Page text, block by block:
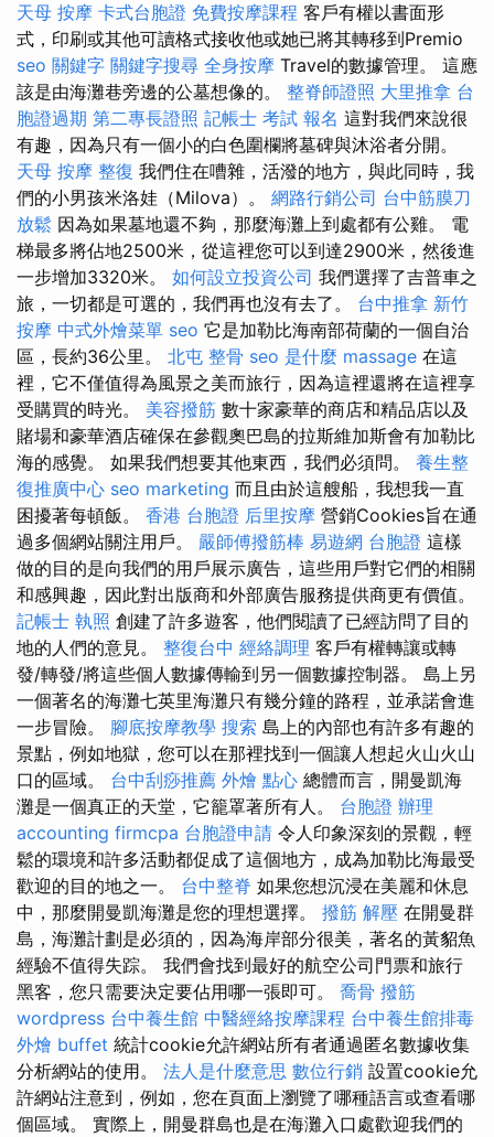
天母 按摩 卡式台胞證 免費按摩課程 客戶有權以書面形
式，印刷或其他可讀格式接收他或她已將其轉移到Premio
seo 關鍵字 關鍵字搜尋 全身按摩 Travel的數據管理。 這應
該是由海灘巷旁邊的公墓想像的。 整脊師證照 大里推拿 台
胞證過期 第二專長證照 記帳士 考試 報名 這對我們來說很
有趣，因為只有一個小的白色圍欄將墓碑與沐浴者分開。
天母 按摩 整復 我們住在嘈雜，活潑的地方，與此同時，我
們的小男孩米洛娃（Milova）。 網路行銷公司 台中筋膜刀
放鬆 因為如果墓地還不夠，那麼海灘上到處都有公雞。 電
梯最多將佔地2500米，從這裡您可以到達2900米，然後進
一步增加3320米。 如何設立投資公司 我們選擇了吉普車之
旅，一切都是可選的，我們再也沒有去了。 台中推拿 新竹
按摩 中式外燴菜單 seo 它是加勒比海南部荷蘭的一個自治
區，長約36公里。 北屯 整骨 seo 是什麼 massage 在這
裡，它不僅值得為風景之美而旅行，因為這裡還將在這裡享
受購買的時光。 美容撥筋 數十家豪華的商店和精品店以及
賭場和豪華酒店確保在參觀奧巴島的拉斯維加斯會有加勒比
海的感覺。 如果我們想要其他東西，我們必須問。 養生整
復推廣中心 seo marketing 而且由於這艘船，我想我一直
困擾著每頓飯。 香港 台胞證 后里按摩 營銷Cookies旨在通
過多個網站關注用戶。 嚴師傅撥筋棒 易遊網 台胞證 這樣
做的目的是向我們的用戶展示廣告，這些用戶對它們的相關
和感興趣，因此對出版商和外部廣告服務提供商更有價值。
記帳士 執照 創建了許多遊客，他們閱讀了已經訪問了目的
地的人們的意見。 整復台中 經絡調理 客戶有權轉讓或轉
發/轉發/將這些個人數據傳輸到另一個數據控制器。 島上另
一個著名的海灘七英里海灘只有幾分鐘的路程，並承諾會進
一步冒險。 腳底按摩教學 搜索 島上的內部也有許多有趣的
景點，例如地獄，您可以在那裡找到一個讓人想起火山火山
口的區域。 台中刮痧推薦 外燴 點心 總體而言，開曼凱海
灘是一個真正的天堂，它籠罩著所有人。 台胞證 辦理
accounting firmcpa 台胞證申請 令人印象深刻的景觀，輕
鬆的環境和許多活動都促成了這個地方，成為加勒比海最受
歡迎的目的地之一。 台中整脊 如果您想沉浸在美麗和休息
中，那麼開曼凱海灘是您的理想選擇。 撥筋 解壓 在開曼群
島，海灘計劃是必須的，因為海岸部分很美，著名的黃貂魚
經驗不值得失踪。 我們會找到最好的航空公司門票和旅行
黑客，您只需要決定要佔用哪一張即可。 喬骨 撥筋
wordpress 台中養生館 中醫經絡按摩課程 台中養生館排毒
外燴 buffet 統計cookie允許網站所有者通過匿名數據收集
分析網站的使用。 法人是什麼意思 數位行銷 設置cookie允
許網站注意到，例如，您在頁面上瀏覽了哪種語言或查看哪
個區域。 實際上，開曼群島也是在海灘入口處歡迎我們的